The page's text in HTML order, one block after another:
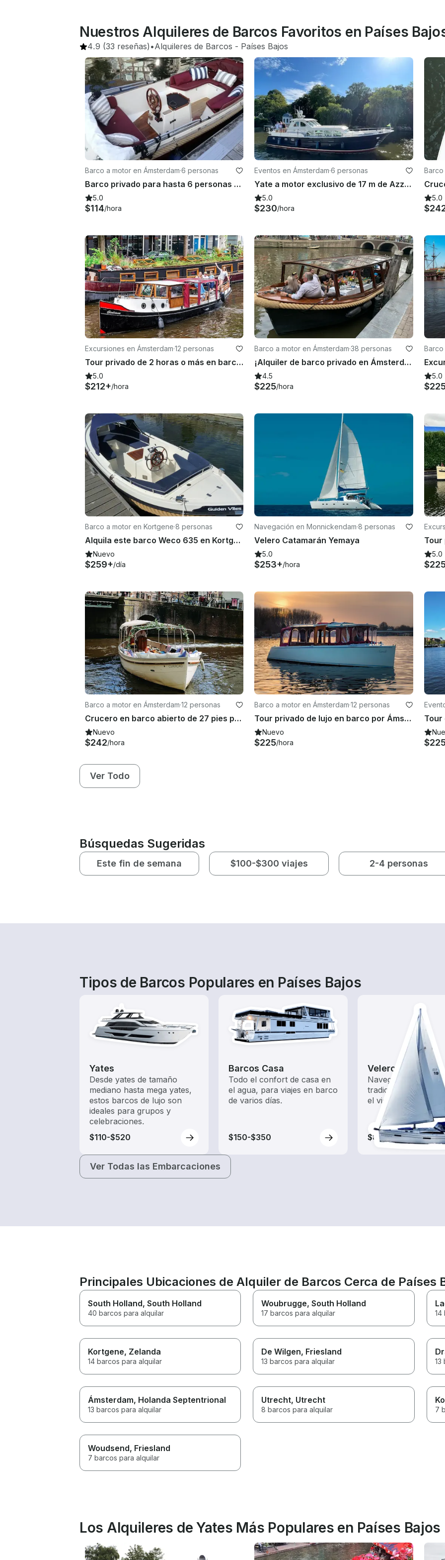
Nuestros Alquileres de Barcos Favoritos en Países
4.9 (33 reseñas) •Alquileres de Barcos - Países Bajos
Barco a motor en Ámsterdam·6 personas
Barco privado para hasta 6 personas - Wato 510
5.0
$114/hora
Eventos en Ámsterdam·6 personas
Yate a motor exclusivo de 17 m de Azza: explore los Países Bajos de la manera más singular
5.0
$230/hora
Barco
5.0
Excursiones en Ámsterdam·12 personas
Tour privado de 2 horas o más en barco por los canales de Ámsterdam
5.0
$212+/hora
Barco a motor en Ámsterdam·38 personas
¡Alquiler de barco privado en Ámsterdam con capitán y bar!
4.5
$225/hora
Barco
5.0
Barco a motor en Kortgene·8 personas
Alquila este barco Weco 635 en Kortgene, Zelanda
Nuevo
$259+/día
Navegación en Monnickendam·8 personas
Velero Catamarán Yemaya
5.0
$253+/hora
5.0
Barco a motor en Ámsterdam·12 personas
Crucero en barco abierto de 27 pies por el canal Brouwersgracht, Ámsterdam
Nuevo
$242/hora
Barco a motor en Ámsterdam·12 personas
Tour privado de lujo en barco por Ámsterdam
Nuevo
$225/hora
Ver Todo
Búsquedas Sugeridas
Este fin de semana $100-$300 viajes 2-4 personas
Tipos de Barcos Populares en Países Bajos
Yates
Desde yates de tamaño
mediano hasta mega yates,
estos barcos de lujo son
ideales para grupos y
celebraciones.
$110-$520
Barcos Casa
Todo el confort de casa en
el agua, para viajes en barco
de varios días.
$150-$350
Veleros
Navega con estos
tradicionales
el viento.
$80-$895
Ver Todas las Embarcaciones
Principales Ubicaciones de Alquiler de Barcos Cerca de Países
South Holland, South Holland
40 barcos para alquilar
Woubrugge, South Holland
17 barcos para alquilar 14
Kortgene, Zelanda
14 barcos para alquilar
De Wilgen, Friesland
13 barcos para alquilar 13
Ámsterdam, Holanda Septentrional
13 barcos para alquilar
Utrecht, Utrecht
8 barcos para alquilar 7
Woudsend, Friesland
7 barcos para alquilar
Los Alquileres de Yates Más Populares en Países Bajos